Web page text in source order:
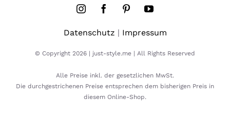
Datenschutz | Impressum
© Copyright 2026 | just-style.me | All Rights Reserved
Alle Preise inkl. der gesetzlichen MwSt.
Die durchgestrichenen Preise entsprechen dem bisherigen Preis in
diesem Online-Shop.